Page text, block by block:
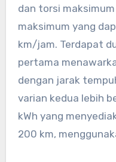
dan torsi
maksimum yang
km/jam. Terdapat
pertama
dengan jarak
varian kedua lebih
kWh yang
200 km,